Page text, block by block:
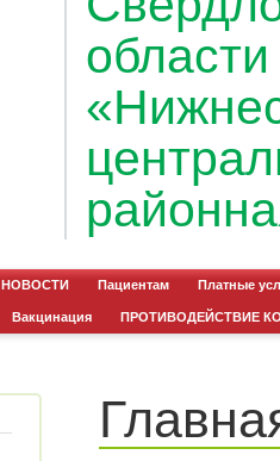
области
НОВОСТИ Пациентам Платные
Вакцинация ПРОТИВОДЕЙСТВИЕ